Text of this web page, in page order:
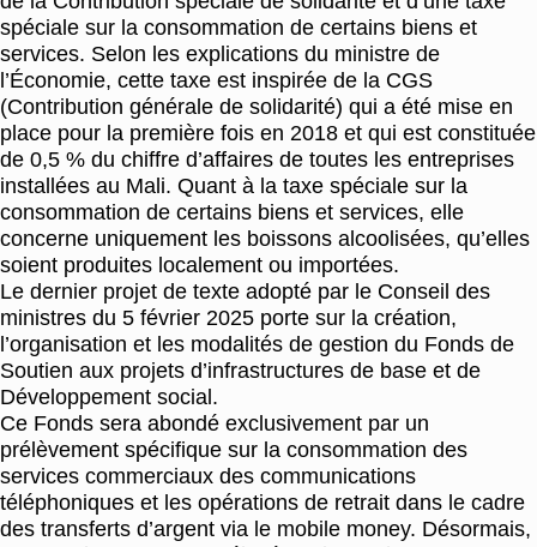
spéciale sur la consommation de certains biens et
services. Selon les explications du ministre de
l’Économie, cette taxe est inspirée de la CGS
(Contribution générale de solidarité) qui a été mise en
place pour la première fois en 2018 et qui est constituée
de 0,5 % du chiffre d’affaires de toutes les entreprises
installées au Mali. Quant à la taxe spéciale sur la
consommation de certains biens et services, elle
concerne uniquement les boissons alcoolisées, qu’elles
soient produites localement ou importées.
Le dernier projet de texte adopté par le Conseil des
ministres du 5 février 2025 porte sur la création,
l’organisation et les modalités de gestion du Fonds de
Soutien aux projets d’infrastructures de base et de
Développement social.
Ce Fonds sera abondé exclusivement par un
prélèvement spécifique sur la consommation des
services commerciaux des communications
téléphoniques et les opérations de retrait dans le cadre
des transferts d’argent via le mobile money. Désormais,